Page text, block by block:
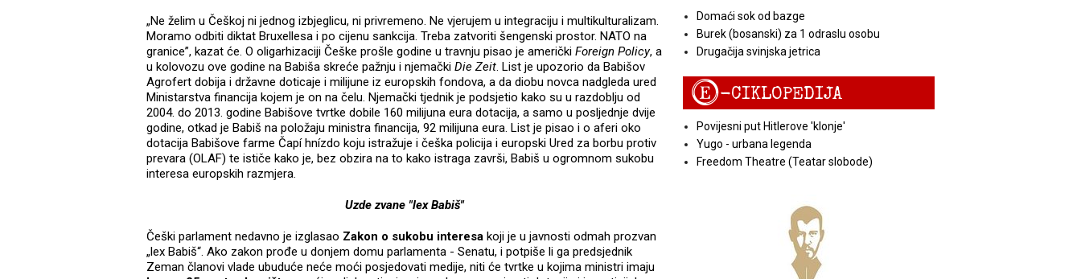
„Ne želim u Češkoj ni jednog izbjeglicu, ni privremeno. Ne vjerujem u integraciju i multikulturalizam.
Moramo odbiti diktat Bruxellesa i po cijenu sankcija. Treba zatvoriti šengenski prostor. NATO na
granice”, kazat će. O oligarhizaciji Češke prošle godine u travnju pisao je američki Foreign Policy, a
u kolovozu ove godine na Babiša skreće pažnju i njemački Die Zeit. List je upozorio da Babišov
Agrofert dobija i državne doticaje i milijune iz europskih fondova, a da diobu novca nadgleda ured
Ministarstva financija kojem je on na čelu. Njemački tjednik je podsjetio kako su u razdoblju od
2004. do 2013. godine Babišove tvrtke dobile 160 milijuna eura dotacija, a samo u posljednje dvije
godine, otkad je Babiš na položaju ministra financija, 92 milijuna eura. List je pisao i o aferi oko
dotacija Babišove farme Čapí hnízdo koju istražuje i češka policija i europski Ured za borbu protiv
prevara (OLAF) te ističe kako je, bez obzira na to kako istraga završi, Babiš u ogromnom sukobu
interesa europskih razmjera.
Uzde zvane "lex Babiš"
Češki parlament nedavno je izglasao Zakon o sukobu interesa koji je u javnosti odmah prozvan
„lex Babiš“. Ako zakon prođe u donjem domu parlamenta - Senatu, i potpiše li ga predsjednik
Zeman članovi vlade ubuduće neće moći posjedovati medije, niti će tvrtke u kojima ministri imaju
Domaći sok od bazge
Burek (bosanski) za 1 odraslu osobu
Drugačija svinjska jetrica
E-CIKLOPEDIJA
Povijesni put Hitlerove 'klonje'
Yugo - urbana legenda
Freedom Theatre (Teatar slobode)